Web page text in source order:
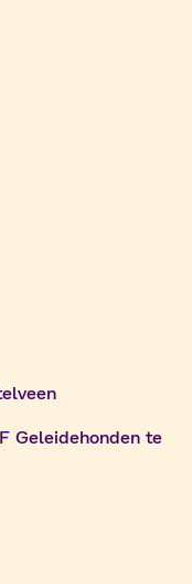
Geleidehonden te